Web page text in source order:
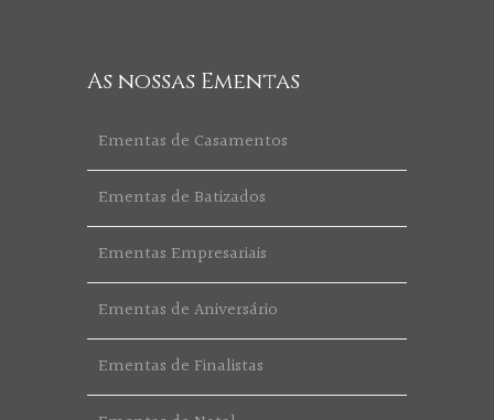
As nossas Ementas
Ementas de Casamentos
Ementas de Batizados
Ementas Empresariais
Ementas de Aniversário
Ementas de Finalistas